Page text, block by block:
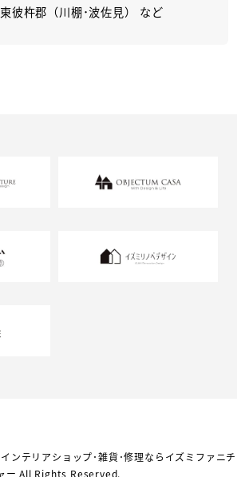
彼杵郡（川棚･波佐見） など
ンテリアショップ･雑貨･修理ならイズミファニチ
ー All Rights Reserved.